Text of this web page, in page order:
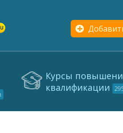
Курсы
квалификации